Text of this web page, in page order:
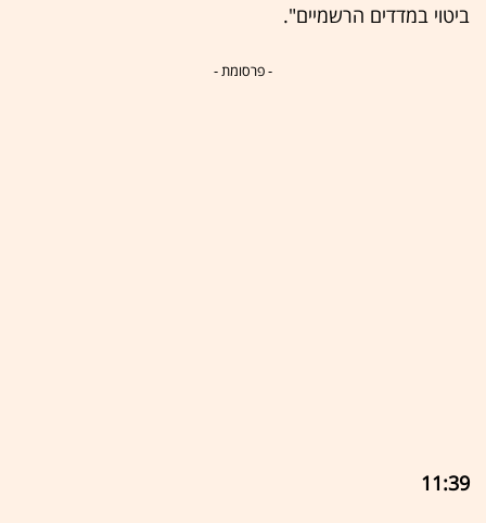
ביטוי במדדים הרשמיים".
- פרסומת -
11:39